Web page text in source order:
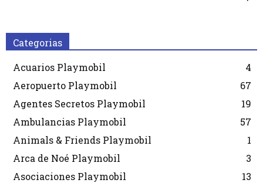
Categorias
Acuarios Playmobil
4
Aeropuerto Playmobil
67
Agentes Secretos Playmobil
19
Ambulancias Playmobil
57
Animals & Friends Playmobil
1
Arca de Noé Playmobil
3
Asociaciones Playmobil
13